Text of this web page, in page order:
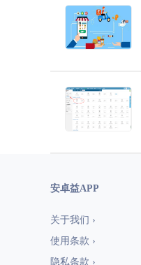
安卓益APP
关于我们 ›
使用条款 ›
隐私条款 ›